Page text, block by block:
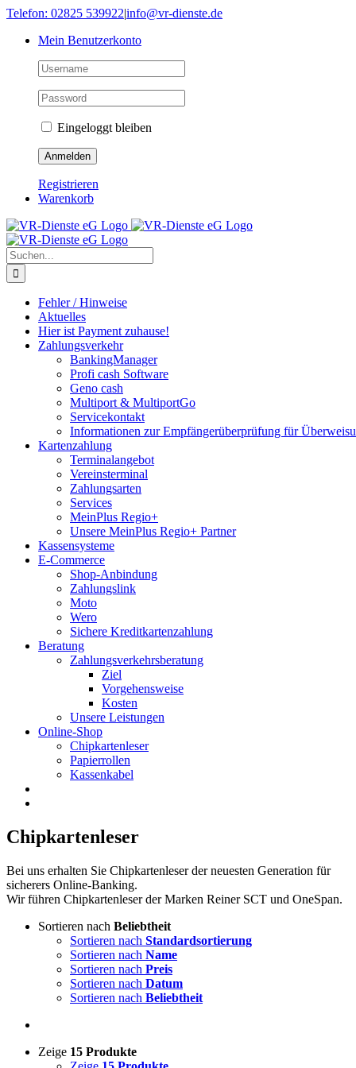
Skip
content
Telefon: 02825 539922|info@vr-dienste.de
Mein Benutzerkonto
Eingeloggt bleiben
Registrieren
Warenkorb
Suche
nach:
Fehler / Hinweise
Aktuelles
Hier ist Payment zuhause!
Zahlungsverkehr
BankingManager
Profi cash Software
Geno cash
Multiport & MultiportGo
Servicekontakt
Informationen zur Empfängerüberprüfung für
Kartenzahlung
Terminalangebot
Vereinsterminal
Zahlungsarten
Services
MeinPlus Regio+
Unsere MeinPlus Regio+ Partner
Kassensysteme
E-Commerce
Shop-Anbindung
Zahlungslink
Moto
Wero
Sichere Kreditkartenzahlung
Beratung
Zahlungsverkehrsberatung
Ziel
Vorgehensweise
Kosten
Unsere Leistungen
Online-Shop
Chipkartenleser
Papierrollen
Kassenkabel
Chipkartenleser
Bei uns erhalten Sie Chipkartenleser der neuesten Generation für
sicherers Online-Banking.
Wir führen Chipkartenleser der Marken Reiner SCT und OneSpan.
Sortieren nach Beliebtheit
Sortieren nach Standardsortierung
Sortieren nach Name
Sortieren nach Preis
Sortieren nach Datum
Sortieren nach Beliebtheit
Zeige 15 Produkte